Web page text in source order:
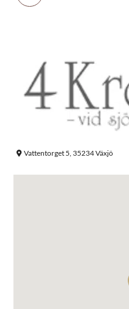
Vattentorget 5, 35234 Växjö